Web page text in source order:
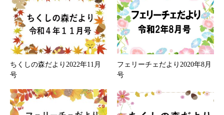
ちくしの森だより2022年11月
号
フェリーチェだより2020年8月
号